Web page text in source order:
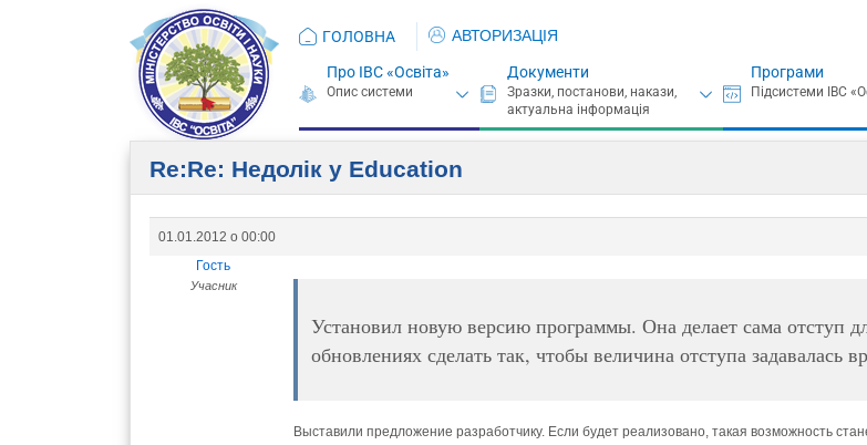
ГОЛОВНА АВТОРИЗАЦІЯ
Про ІВС «Освіта» Документи Програми
Re:Re: Недолік у Education
01.01.2012 о 00:00
Гость
Учасник
Установил новую версию программы. Она делает сама
обновлениях сделать так, чтобы величина отступа задавалась
Выставили предложение разработчику. Если будет реализовано, такая возможность